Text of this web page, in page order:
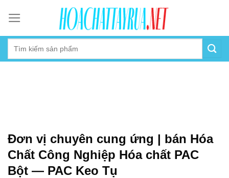
content
Đơn vị chuyên cung ứng | bán Hóa
Chất Công Nghiệp Hóa chất PAC
Bột — PAC Keo Tụ